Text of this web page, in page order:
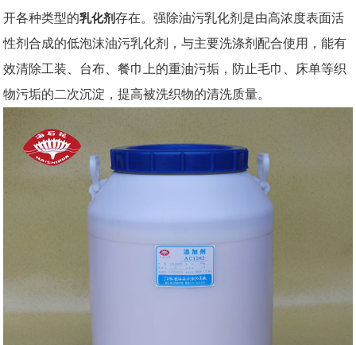
开各种类型的乳化剂存在。强除油污乳化剂是由高浓度表面活
性剂合成的低泡沫油污乳化剂，与主要洗涤剂配合使用，能有
效清除工装、台布、餐巾上的重油污垢，防止毛巾、床单等织
物污垢的二次沉淀，提高被洗织物的清洗质量。